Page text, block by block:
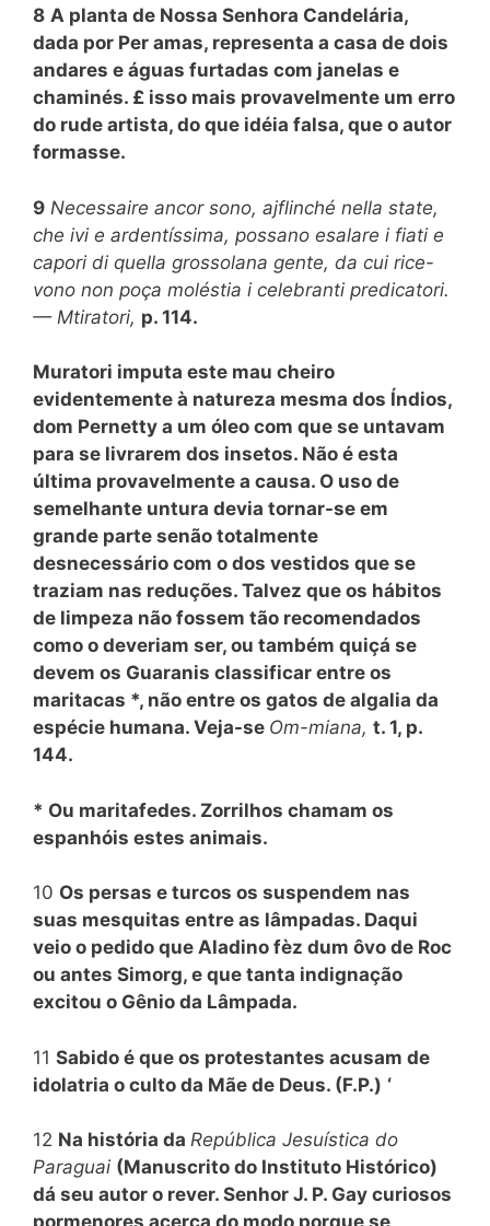
8 A planta de Nossa Senhora Candelária,
dada por Per amas, representa a casa de dois
andares e águas furtadas com janelas e
chaminés. £ isso mais provavelmente um erro
do rude artista, do que idéia falsa, que o autor
formasse.
9 Necessaire ancor sono, ajflinché nella state,
che ivi e ardentíssima, possano esalare i fiati e
capori di quella grossolana gente, da cui rice-
vono non poça moléstia i celebranti predicatori.
— Mtiratori, p. 114.
Muratori imputa este mau cheiro
evidentemente à natureza mesma dos Índios,
dom Pernetty a um óleo com que se untavam
para se livrarem dos insetos. Não é esta
última provavelmente a causa. O uso de
semelhante untura devia tornar-se em
grande parte senão totalmente
desnecessário com o dos vestidos que se
traziam nas reduções. Talvez que os hábitos
de limpeza não fossem tão recomendados
como o deveriam ser, ou também quiçá se
devem os Guaranis classificar entre os
maritacas *, não entre os gatos de algalia da
espécie humana. Veja-se Om-miana, t. 1, p.
144.
* Ou maritafedes. Zorrilhos chamam os
espanhóis estes animais.
10 Os persas e turcos os suspendem nas
suas mesquitas entre as lâmpadas. Daqui
veio o pedido que Aladino fèz dum ôvo de Roc
ou antes Simorg, e que tanta indignação
excitou o Gênio da Lâmpada.
11 Sabido é que os protestantes acusam de
idolatria o culto da Mãe de Deus. (F.P.) ‘
12 Na história da República Jesuística do
Paraguai (Manuscrito do Instituto Histórico)
dá seu autor o rever. Senhor J. P. Gay curiosos
pormenores acerca do modo porque se